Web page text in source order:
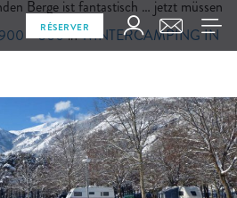
RÉSERVER
Berge ist fantastisch … jetzt müssen
× 500inWINTERCAMPING IN